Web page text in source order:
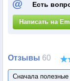
Есть
Написать на
Отзывы 60
Сначала полезные